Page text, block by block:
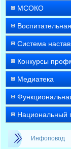
МСОКО
Система
Конкурсы
Медиатека
Национальный
Инфоповод